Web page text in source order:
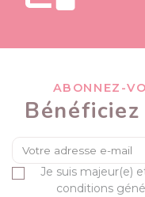
ABONNEZ-
Je suis majeur(e)
conditions